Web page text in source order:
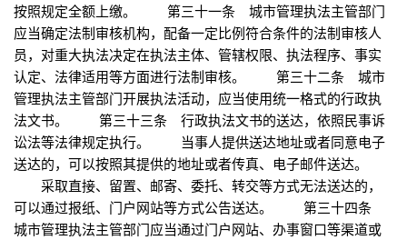
按照规定全额上缴。 第三十一条 城市管理执法主管部门
应当确定法制审核机构，配备一定比例符合条件的法制审核人
员，对重大执法决定在执法主体、管辖权限、执法程序、事实
认定、法律适用等方面进行法制审核。 第三十二条 城市
管理执法主管部门开展执法活动，应当使用统一格式的行政执
法文书。 第三十三条 行政执法文书的送达，依照民事诉
讼法等法律规定执行。 当事人提供送达地址或者同意电子
送达的，可以按照其提供的地址或者传真、电子邮件送达。
采取直接、留置、邮寄、委托、转交等方式无法送达的，
可以通过报纸、门户网站等方式公告送达。 第三十四条
城市管理执法主管部门应当通过门户网站、办事窗口等渠道或